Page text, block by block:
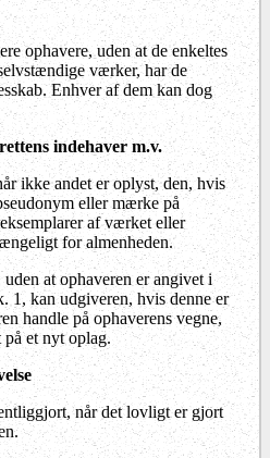
ophavere, uden at de enkeltes
værker, har de
Enhver af dem kan dog
indehaver m.v.
ikke andet er oplyst, den, hvis
eller mærke på
af værket eller
for almenheden.
at ophaveren er angivet i
1, kan udgiveren, hvis denne er
handle på ophaverens vegne,
et nyt oplag.
når det lovligt er gjort